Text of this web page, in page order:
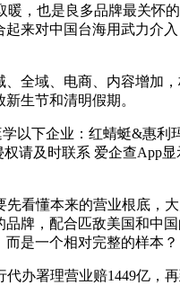
也是良多品牌最关怀
来对中国台海用武力介
域、电商、内容增加
生节和清明假期。
下企业：红蜻蜓&惠利
请及时联系 爱企查App
懂本来的营业根底，
牌，配合匹敌美国和中
是一个相对完整的样本？
署理营业赔1449亿，